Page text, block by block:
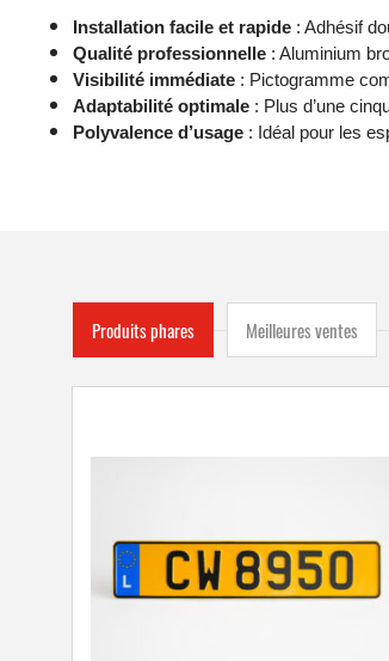
Installation facile et rapide : Adhésif
Qualité professionnelle : Aluminium
Visibilité immédiate : Pictogramme
Adaptabilité optimale : Plus d’une
Polyvalence d’usage : Idéal pour les
Produits phares Meilleures ventes